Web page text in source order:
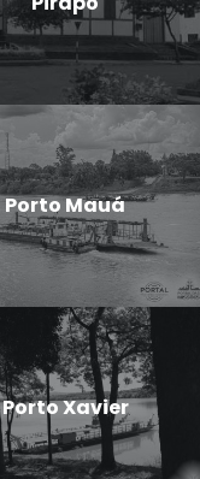
Porto Mauá
Porto Xavier